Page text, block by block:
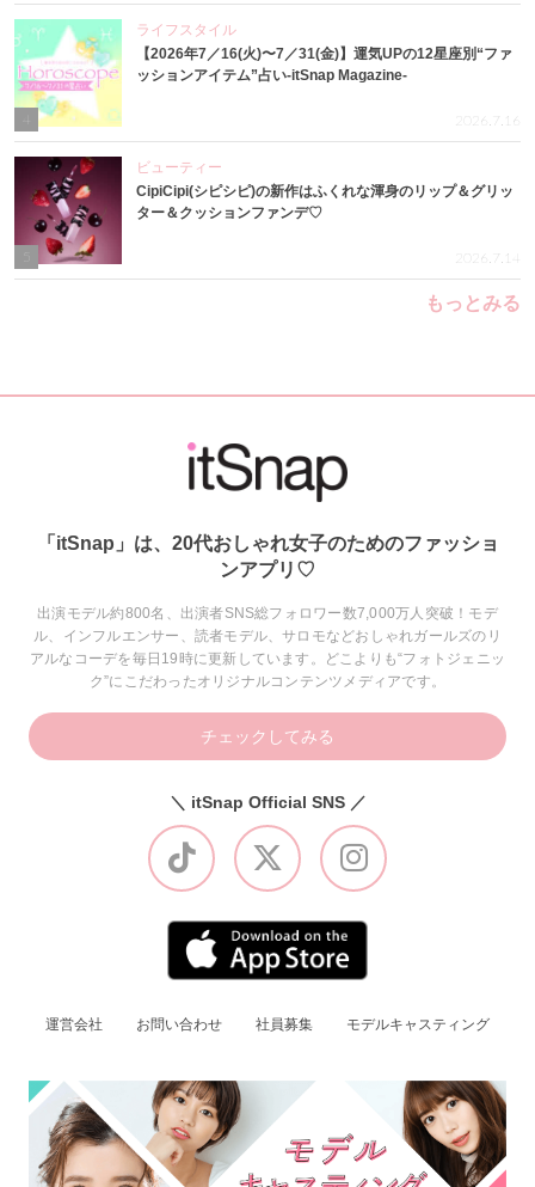
4
ライフスタイル
【2026年7／16(火)〜7／31(金)】運気UPの12星座別“ファ
ッションアイテム”占い-itSnap Magazine-
2026.7.16
ビューティー
CipiCipi(シピシピ)の新作はふくれな渾身のリップ＆グリッ
ター＆クッションファンデ♡
2026.7.14
もっとみる
「itSnap」は、20代おしゃれ女子のためのファッショ
ンアプリ♡
出演モデル約800名、出演者SNS総フォロワー数7,000万人突破！モデ
ル、インフルエンサー、読者モデル、サロモなどおしゃれガールズのリ
アルなコーデを毎日19時に更新しています。どこよりも“フォトジェニッ
ク”にこだわったオリジナルコンテンツメディアです。
チェックしてみる
＼ itSnap Official SNS ／
運営会社 お問い合わせ 社員募集 モデルキャスティング